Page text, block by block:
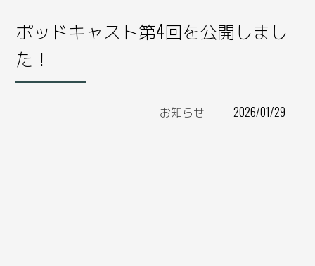
ポッドキャスト第4回を公開しまし
た！
お知らせ 2026/01/29